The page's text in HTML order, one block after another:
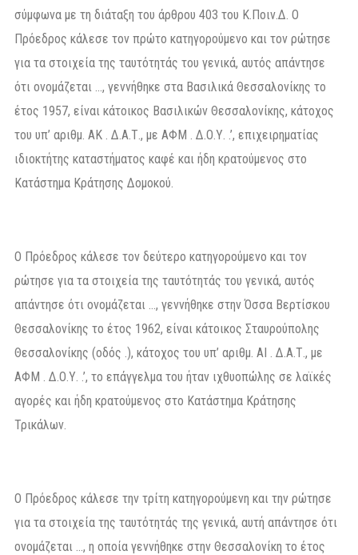
σύμφωνα με τη διάταξη του άρθρου 403 του Κ.Ποιν.Δ. Ο
Πρόεδρος κάλεσε τον πρώτο κατηγορούμενο και τον ρώτησε
για τα στοιχεία της ταυτότητάς του γενικά, αυτός απάντησε
ότι ονομάζεται …, γεννήθηκε στα Βασιλικά Θεσσαλονίκης το
έτος 1957, είναι κάτοικος Βασιλικών Θεσσαλονίκης, κάτοχος
του υπ’ αριθμ. ΑΚ . Δ.Α.Τ., με ΑΦΜ . Δ.Ο.Υ. .’, επιχειρηματίας
ιδιοκτήτης καταστήματος καφέ και ήδη κρατούμενος στο
Κατάστημα Κράτησης Δομοκού.
Ο Πρόεδρος κάλεσε τον δεύτερο κατηγορούμενο και τον
ρώτησε για τα στοιχεία της ταυτότητάς του γενικά, αυτός
απάντησε ότι ονομάζεται …, γεννήθηκε στην Όσσα Βερτίσκου
Θεσσαλονίκης το έτος 1962, είναι κάτοικος Σταυρούπολης
Θεσσαλονίκης (οδός .), κάτοχος του υπ’ αριθμ. ΑΙ . Δ.Α.Τ., με
ΑΦΜ . Δ.Ο.Υ. .’, το επάγγελμα του ήταν ιχθυοπώλης σε λαϊκές
αγορές και ήδη κρατούμενος στο Κατάστημα Κράτησης
Τρικάλων.
Ο Πρόεδρος κάλεσε την τρίτη κατηγορούμενη και την ρώτησε
για τα στοιχεία της ταυτότητάς της γενικά, αυτή απάντησε ότι
ονομάζεται …, η οποία γεννήθηκε στην Θεσσαλονίκη το έτος